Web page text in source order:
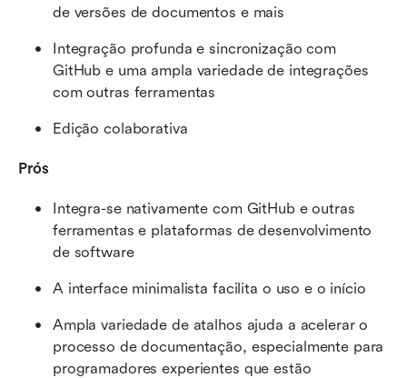
de versões de documentos e mais
Integração profunda e sincronização com
GitHub e uma ampla variedade de integrações
com outras ferramentas
Edição colaborativa
Prós
Integra-se nativamente com GitHub e outras
ferramentas e plataformas de desenvolvimento
de software
A interface minimalista facilita o uso e o início
Ampla variedade de atalhos ajuda a acelerar o
processo de documentação, especialmente para
programadores experientes que estão